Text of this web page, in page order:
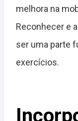
melhora na
Reconhecer e
ser uma parte
exercícios.